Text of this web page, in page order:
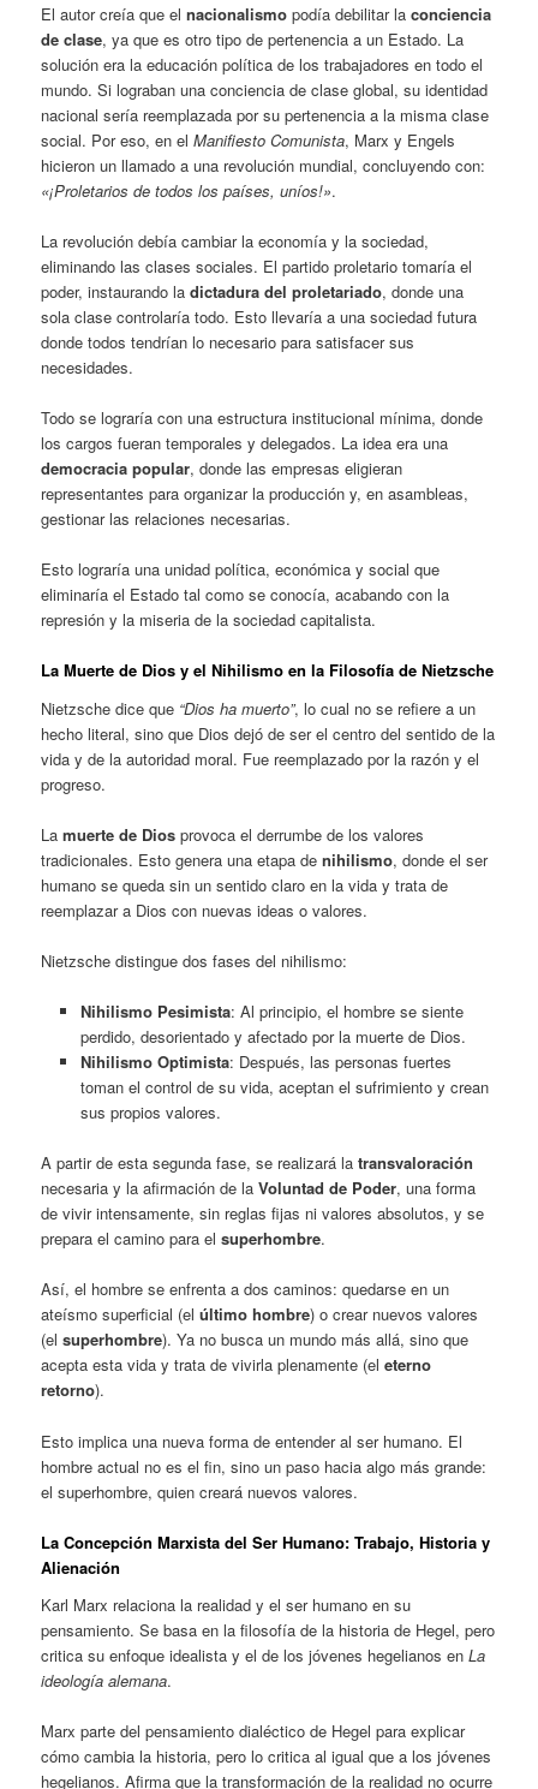
El autor creía que elnacionalismo podía debilitar laconciencia
de clase, ya que es otro tipo de pertenencia a un Estado. La
solución era la educación política de los trabajadores en todo el
mundo. Si lograban una conciencia de clase global, su identidad
nacional sería reemplazada por su pertenencia a la misma clase
social. Por eso, en elManifiesto Comunista, Marx y Engels
hicieron un llamado a una revolución mundial, concluyendo con:
«¡Proletarios de todos los países, uníos!».
La revolución debía cambiar la economía y la sociedad,
eliminando las clases sociales. El partido proletario tomaría el
poder, instaurando ladictadura del proletariado, donde una
sola clase controlaría todo. Esto llevaría a una sociedad futura
donde todos tendrían lo necesario para satisfacer sus
necesidades.
Todo se lograría con una estructura institucional mínima, donde
los cargos fueran temporales y delegados. La idea era una
democracia popular, donde las empresas eligieran
representantes para organizar la producción y, en asambleas,
gestionar las relaciones necesarias.
Esto lograría una unidad política, económica y social que
eliminaría el Estado tal como se conocía, acabando con la
represión y la miseria de la sociedad capitalista.
La Muerte de Dios y el Nihilismo en la Filosofía de Nietzsche
Nietzsche dice que “Dios ha muerto”, lo cual no se refiere a un
hecho literal, sino que Dios dejó de ser el centro del sentido de la
vida y de la autoridad moral. Fue reemplazado por la razón y el
progreso.
Lamuerte de Dios provoca el derrumbe de los valores
tradicionales. Esto genera una etapa denihilismo, donde el ser
humano se queda sin un sentido claro en la vida y trata de
reemplazar a Dios con nuevas ideas o valores.
Nietzsche distingue dos fases del nihilismo:
Nihilismo Pesimista: Al principio, el hombre se siente
perdido, desorientado y afectado por la muerte de Dios.
Nihilismo Optimista: Después, las personas fuertes
toman el control de su vida, aceptan el sufrimiento y crean
sus propios valores.
A partir de esta segunda fase, se realizará latransvaloración
necesaria y la afirmación de laVoluntad de Poder, una forma
de vivir intensamente, sin reglas fijas ni valores absolutos, y se
prepara el camino para elsuperhombre.
Así, el hombre se enfrenta a dos caminos: quedarse en un
ateísmo superficial (elúltimo hombre) o crear nuevos valores
(elsuperhombre). Ya no busca un mundo más allá, sino que
acepta esta vida y trata de vivirla plenamente (eleterno
retorno).
Esto implica una nueva forma de entender al ser humano. El
hombre actual no es el fin, sino un paso hacia algo más grande:
el superhombre, quien creará nuevos valores.
La Concepción Marxista del Ser Humano: Trabajo, Historia y
Alienación
Karl Marx relaciona la realidad y el ser humano en su
pensamiento. Se basa en la filosofía de la historia de Hegel, pero
critica su enfoque idealista y el de los jóvenes hegelianos enLa
ideología alemana.
Marx parte del pensamiento dialéctico de Hegel para explicar
cómo cambia la historia, pero lo critica al igual que a los jóvenes
hegelianos. Afirma que la transformación de la realidad no ocurre